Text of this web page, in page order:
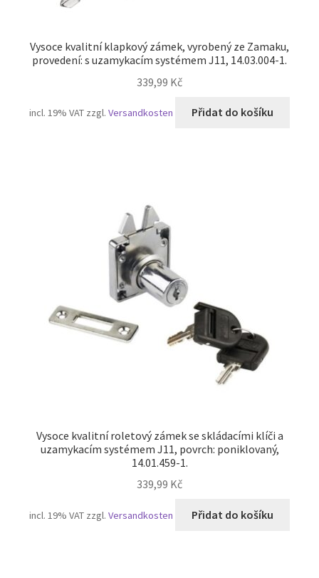
Vysoce kvalitní klapkový zámek, vyrobený ze Zamaku,
provedení: s uzamykacím systémem J11, 14.03.004-1.
339,99 Kč
incl. 19% VAT zzgl.Versandkosten Přidat do košíku
Vysoce kvalitní roletový zámek se skládacími klíči a
uzamykacím systémem J11, povrch: poniklovaný,
14.01.459-1.
339,99 Kč
incl. 19% VAT zzgl.Versandkosten Přidat do košíku